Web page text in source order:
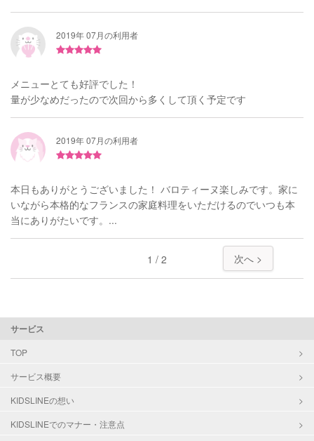
2019年 07月の利用者
メニューとても好評でした！
量が少なめだったので次回から多くして頂く予定です
2019年 07月の利用者
本日もありがとうございました！ バロティーヌ楽しみです。家に
いながら本格的なフランスの家庭料理をいただけるのでいつも本
当にありがたいです。...
1 / 2 次へ >
サービス
TOP
サービス概要
KIDSLINEの想い
KIDSLINEでのマナー・注意点